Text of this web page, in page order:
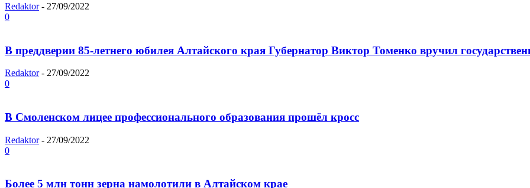
Redaktor - 27/09/2022
0
В преддверии 85-летнего юбилея Алтайского края Губернатор Виктор Томенко вручил
Redaktor - 27/09/2022
0
В Смоленском лицее профессионального образования прошёл кросс
Redaktor - 27/09/2022
0
Более 5 млн тонн зерна намолотили в Алтайском крае